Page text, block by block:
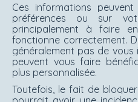
Ces informations
préférences ou sur
principalement à faire
fonctionne correctement.
généralement pas de
peuvent vous faire
plus personnalisée.
Toutefois, le fait de